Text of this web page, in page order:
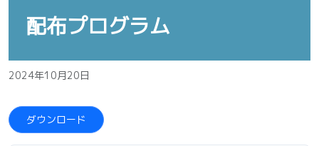
配布プログラム
2024年10月20日
ダウンロード